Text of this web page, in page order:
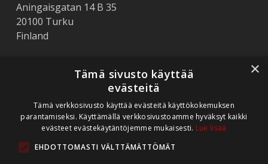
Rediteq Oy är en medlem medi Suomen
Ohjelmistoyrittäjät ry (Finlands
Ohjelmistoyrittäjät är en
sammanslutning av alliansfria,
innovativa, yrkeskunniga,
tillväxtorienterade och företagsamma
Aningaisgatan 14 B 35
20100 Turku
Finland
×
Tämä sivusto käyttää
evästeitä
Tämä verkkosivusto käyttää evästeitä käyttökokemuksen
parantamiseksi. Käyttämällä verkkosivustoamme hyväksyt kaikki
evästeet evästekäytäntöjemme mukaisesti. Lue lisää
EHDOTTOMASTI VÄLTTÄMÄTTÖMÄT